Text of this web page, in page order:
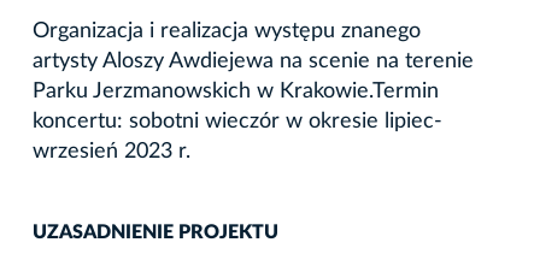
Organizacja i realizacja występu znanego
artysty Aloszy Awdiejewa na scenie na terenie
Parku Jerzmanowskich w Krakowie.Termin
koncertu: sobotni wieczór w okresie lipiec-
wrzesień 2023 r.
UZASADNIENIE PROJEKTU